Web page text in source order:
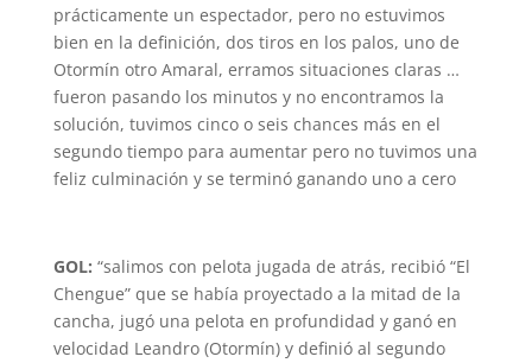
prácticamente un espectador, pero no estuvimos
bien en la definición, dos tiros en los palos, uno de
Otormín otro Amaral, erramos situaciones claras …
fueron pasando los minutos y no encontramos la
solución, tuvimos cinco o seis chances más en el
segundo tiempo para aumentar pero no tuvimos una
feliz culminación y se terminó ganando uno a cero
GOL: “salimos con pelota jugada de atrás, recibió “El
Chengue” que se había proyectado a la mitad de la
cancha, jugó una pelota en profundidad y ganó en
velocidad Leandro (Otormín) y definió al segundo